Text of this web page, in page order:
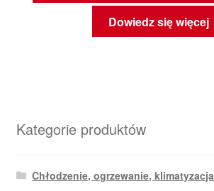
Dowiedz się więcej
Kategorie produktów
Chłodzenie, ogrzewanie, klimatyzacja